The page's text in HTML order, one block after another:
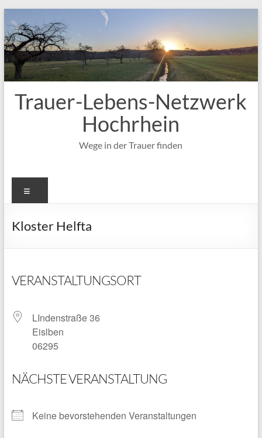
Inhalt
springen
Trauer-Lebens-Netzwerk
Hochrhein
Wege in der Trauer finden
Kloster Helfta
VERANSTALTUNGSORT
LIndenstraße 36
Eislben
06295
NÄCHSTE VERANSTALTUNG
Keine bevorstehenden Veranstaltungen